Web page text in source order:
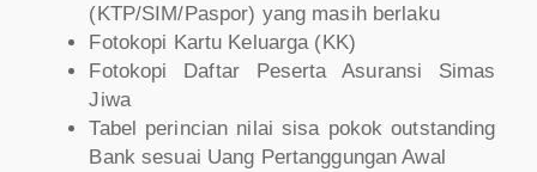
(KTP/SIM/Paspor) yang masih berlaku
Fotokopi Kartu Keluarga (KK)
Fotokopi Daftar Peserta Asuransi Simas
Jiwa
Tabel perincian nilai sisa pokok outstanding
Bank sesuai Uang Pertanggungan Awal